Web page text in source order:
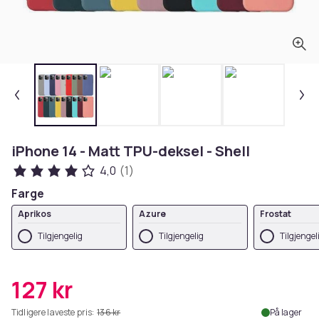
iPhone 14 - Matt TPU-deksel - Shell
4,0 (1)
Farge
Aprikos
Tilgjengelig
Azure
Tilgjengelig
Frostat
127 kr
Tidligere laveste pris: 136 kr På lager